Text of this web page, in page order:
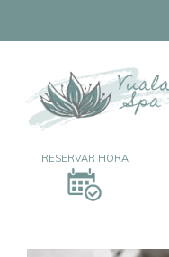
RESERVAR HORA